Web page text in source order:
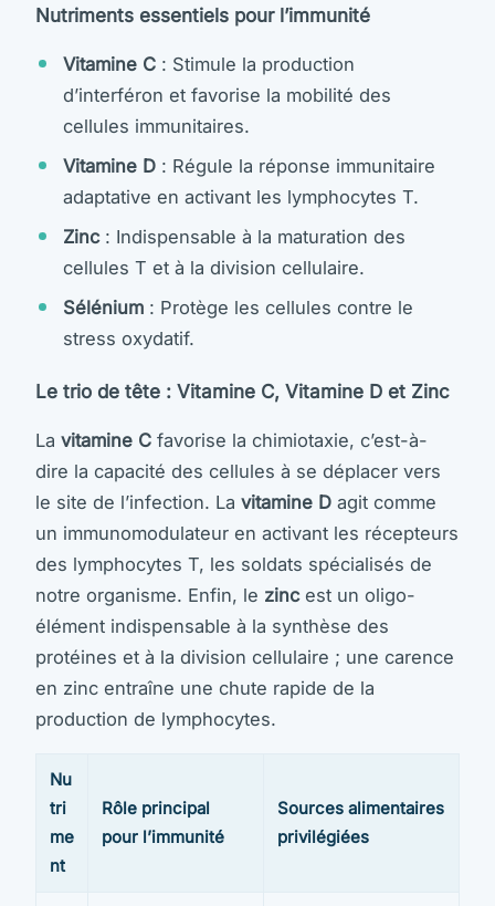
Nutriments essentiels pour l’immunité
Vitamine C : Stimule la production
d’interféron et favorise la mobilité des
cellules immunitaires.
Vitamine D : Régule la réponse immunitaire
adaptative en activant les lymphocytes T.
Zinc: Indispensable à la maturation des
cellules T et à la division cellulaire.
Sélénium : Protège les cellules contre le
stress oxydatif.
Le trio de tête : Vitamine C, Vitamine D et Zinc
La vitamine C favorise la chimiotaxie, c’est-à-
dire la capacité des cellules à se déplacer vers
le site de l’infection. La vitamine D agit comme
un immunomodulateur en activant les récepteurs
des lymphocytes T, les soldats spécialisés de
notre organisme. Enfin, le zincest un oligo-
élément indispensable à la synthèse des
protéines et à la division cellulaire ; une carence
en zinc entraîne une chute rapide de la
production de lymphocytes.
Nu
tri
me
nt
Rôle principal
pour l’immunité
Sources alimentaires
privilégiées